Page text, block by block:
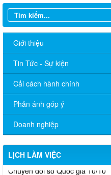
Giới thiệu
Tin Tức - Sự kiện
Cải cách hành chính
Phản ánh góp ý
Doanh nghiệp
LỊCH LÀM VIỆC
Tài liệu ngày hội đổi mới sáng
Chuyển đổi số Quốc gia 10/10